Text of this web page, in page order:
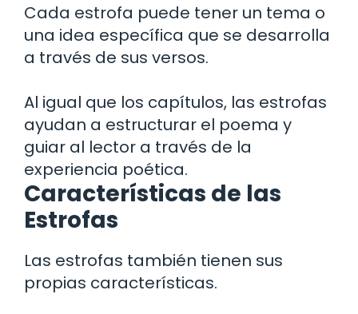
Cada estrofa puede tener un tema o
una idea específica que se desarrolla
a través de sus versos.
Al igual que los capítulos, las estrofas
ayudan a estructurar el poema y
guiar al lector a través de la
experiencia poética.
Características de las
Estrofas
Las estrofas también tienen sus
propias características.